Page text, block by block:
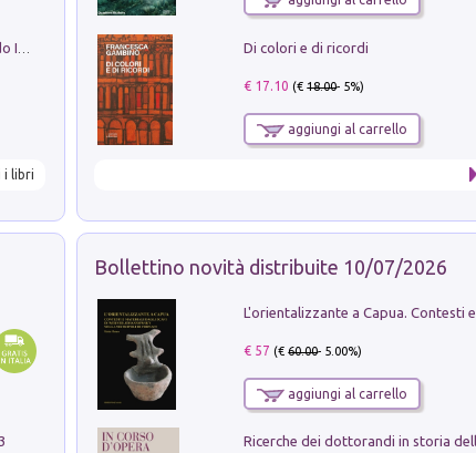
i libri
Di colori e di ricordi
€ 17.10 (€18.00- 5%)
aggiungi al carrello
Bollettino novità distribuite 10/07/2026
€ 57 (€60.00- 5.00%)
aggiungi al carrello